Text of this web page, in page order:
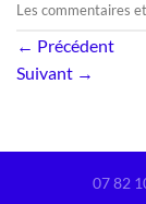
Les commentaires
← Précédent
Suivant →
07 82